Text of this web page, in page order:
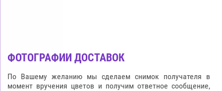
ФОТОГРАФИИ ДОСТАВОК
По Вашему желанию мы сделаем снимок получателя в
момент вручения цветов и получим ответное сообщение,